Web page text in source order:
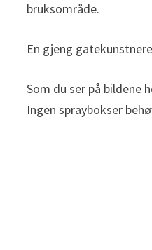
bruksområde.
En gjeng
Som du ser på bildene
Ingen spraybokser